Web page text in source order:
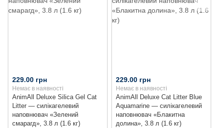
AnimAll Deluxe Silica Gel Cat
Litter — силікагелевий
наповнювач «Зелений
смарагд», 3.8 л (1.6 кг)
229.00 грн
Немає в наявності
AnimAll Deluxe Cat Litter Blue
Aquamarine — силікагелевий
наповнювач «Блакитна
долина», 3.8 л (1.6 кг)
229.00 грн
Немає в наявності